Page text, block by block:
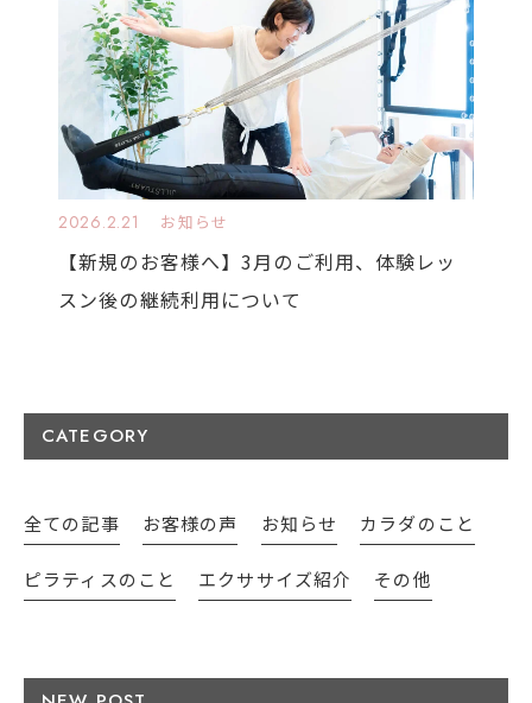
2026.2.21 お知らせ
【新規のお客様へ】3月のご利用、体験レッ
スン後の継続利用について
CATEGORY
全ての記事 お客様の声 お知らせ カラダのこと
ピラティスのこと エクササイズ紹介 その他